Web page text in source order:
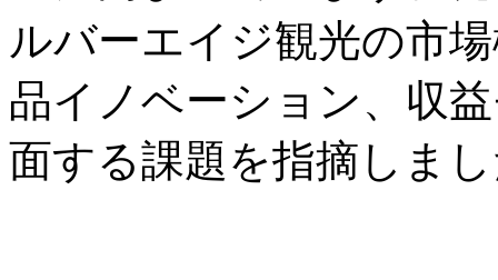
ルバーエイジ観光の市
品イノベーション、収
面する課題を指摘しま